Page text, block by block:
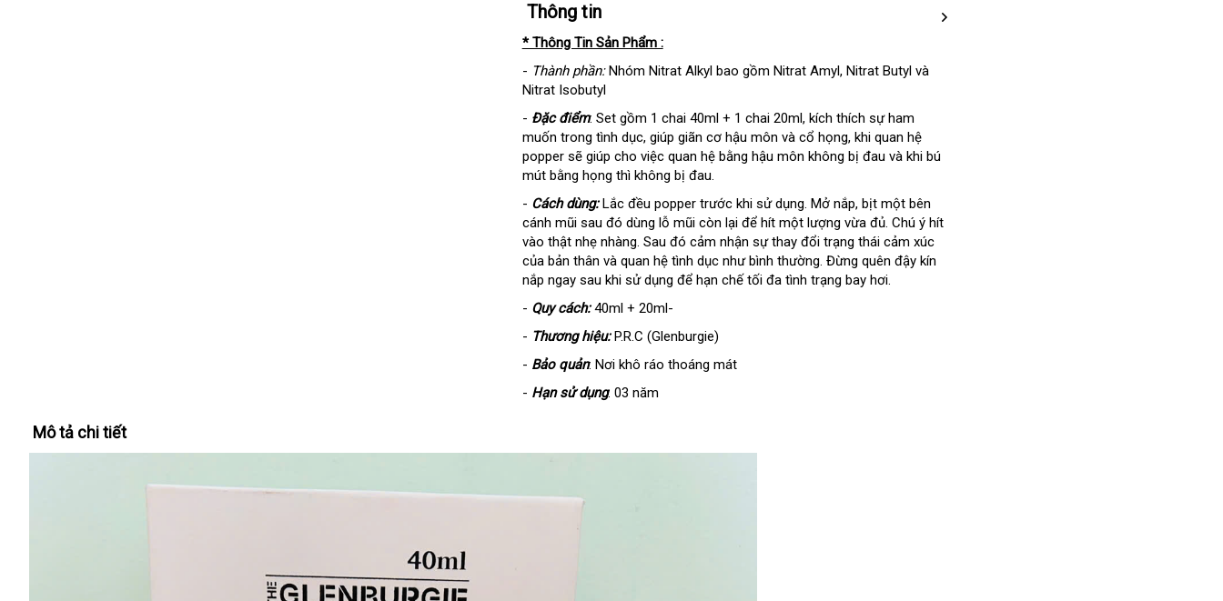
Thông tin
* Thông Tin Sản Phẩm :
- Thành phần:Nhóm Nitrat Alkyl bao gồm Nitrat Amyl, Nitrat Butyl và
Nitrat Isobutyl
- Đặc điểm: Set gồm 1 chai 40ml + 1 chai 20ml, kích thích sự ham
muốn trong tình dục, giúp giãn cơ hậu môn và cổ họng, khi quan hệ
popper sẽ giúp cho việc quan hệ bằng hậu môn không bị đau và khi bú
mút bằng họng thì không bị đau.
- Cách dùng:Lắc đều popper trước khi sử dụng. Mở nắp, bịt một bên
cánh mũi sau đó dùng lỗ mũi còn lại để hít một lượng vừa đủ. Chú ý hít
vào thật nhẹ nhàng. Sau đó cảm nhận sự thay đổi trạng thái cảm xúc
của bản thân và quan hệ tình dục như bình thường. Đừng quên đậy kín
nắp ngay sau khi sử dụng để hạn chế tối đa tình trạng bay hơi.
- Quy cách:40ml + 20ml-
- Thương hiệu:P.R.C (Glenburgie)
- Bảo quản: Nơi khô ráo thoáng mát
- Hạn sử dụng: 03 năm
Mô tả chi tiết